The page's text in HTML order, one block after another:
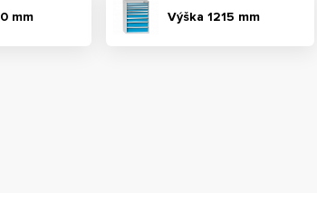
mm Výška 1215 mm